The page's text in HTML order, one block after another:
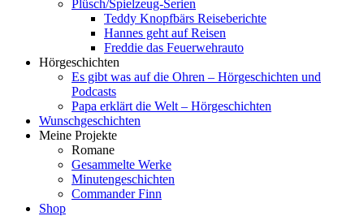
Plüsch/Spielzeug-Serien
Teddy Knopfbärs Reiseberichte
Hannes geht auf Reisen
Freddie das Feuerwehrauto
Hörgeschichten
Es gibt was auf die Ohren – Hörgeschichten und
Podcasts
Papa erklärt die Welt – Hörgeschichten
Wunschgeschichten
Meine Projekte
Romane
Gesammelte Werke
Minutengeschichten
Commander Finn
Shop